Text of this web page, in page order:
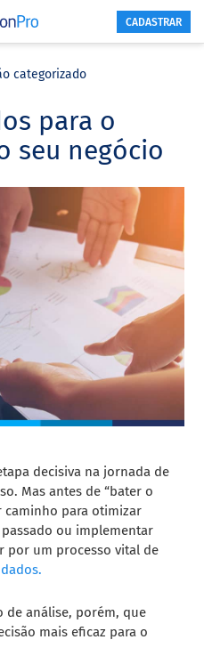
CADASTRAR
categorizado
para o
seu negócio
decisiva na jornada de
Mas antes de “bater o
caminho para otimizar
ou implementar
por um processo vital de
.
de análise, porém, que
mais eficaz para o